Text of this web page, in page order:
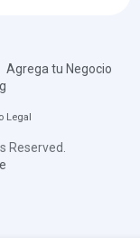
Agrega tu Negocio
Legal
Reserved.